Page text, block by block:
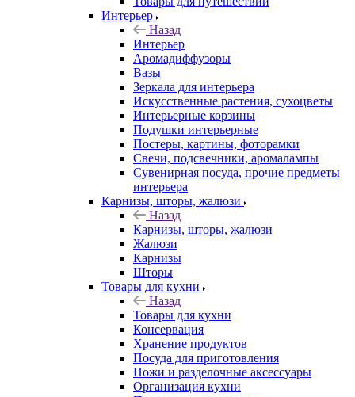
Интерьер
Назад
Интерьер
Аромадиффузоры
Вазы
Зеркала для интерьера
Искусственные растения, сухоцветы
Интерьерные корзины
Подушки интерьерные
Постеры, картины, фоторамки
Свечи, подсвечники, аромалампы
Сувенирная посуда, прочие предметы
интерьера
Карнизы, шторы, жалюзи
Назад
Карнизы, шторы, жалюзи
Жалюзи
Карнизы
Шторы
Товары для кухни
Назад
Товары для кухни
Консервация
Хранение продуктов
Посуда для приготовления
Ножи и разделочные аксессуары
Организация кухни